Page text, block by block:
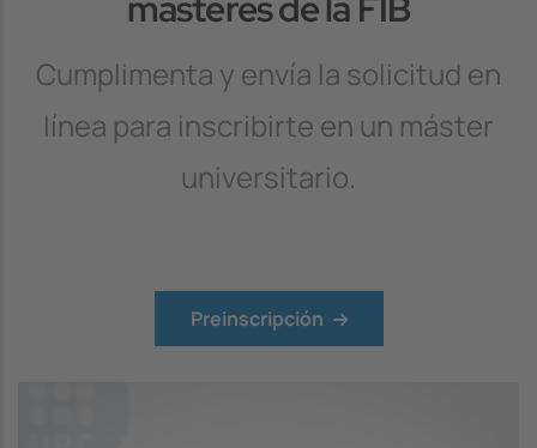
Cumplimenta y envía la solicitud en
línea para inscribirte en un máster
universitario.
Preinscripción